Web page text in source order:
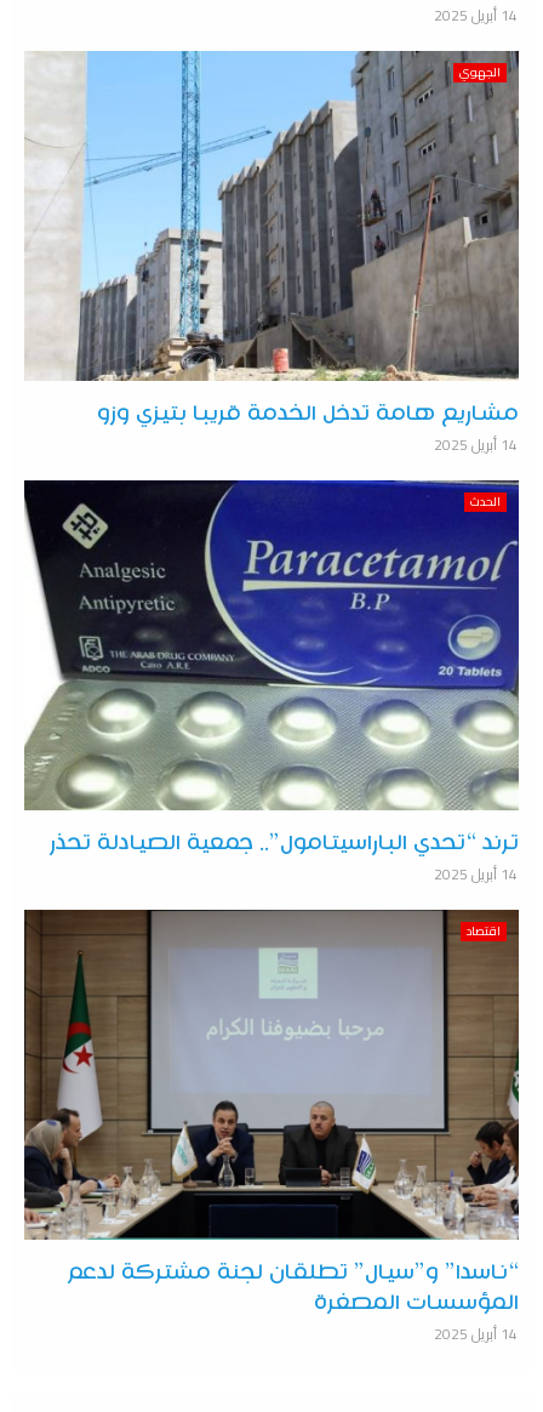
14 أبريل 2025
الجهوي
مشاريع هامة تدخل الخدمة قريبا بتيزي وزو
14 أبريل 2025
الحدث
ترند “تحدي الباراسيتامول”.. جمعية الصيادلة تحذر
14 أبريل 2025
اقتصاد
“ناسدا” و”سيال” تطلقان لجنة مشتركة لدعم
المؤسسات المصغرة
14 أبريل 2025